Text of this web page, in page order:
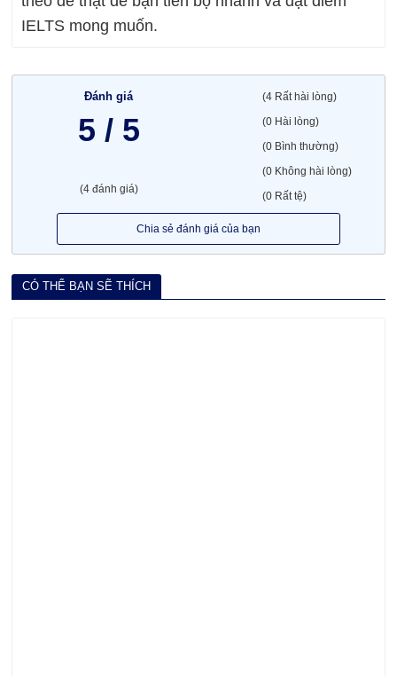
IELTS mong muốn.
Đánh giá
5 / 5
(4 đánh giá)
(4 Rất hài lòng)
(0 Hài lòng)
(0 Bình thường)
(0 Không hài lòng)
(0 Rất tệ)
Chia sẻ đánh giá của bạn
CÓ THỂ BẠN SẼ THÍCH